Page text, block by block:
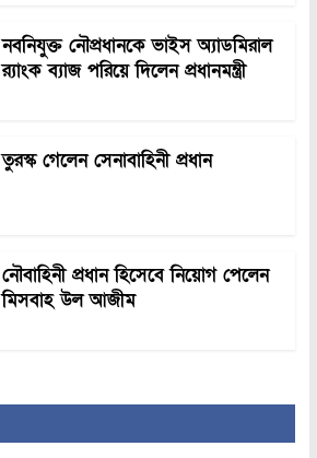
নবনিযুক্ত নৌপ্রধানকে ভাইস অ্যাডমিরাল
র‍্যাংক ব্যাজ পরিয়ে দিলেন প্রধানমন্ত্রী
তুরস্ক গেলেন সেনাবাহিনী প্রধান
নৌবাহিনী প্রধান হিসেবে নিয়োগ পেলেন
মিসবাহ উল আজীম